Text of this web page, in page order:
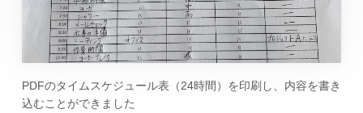
PDFのタイムスケジュール表（24時間）を印刷し、内容を書き
込むことができました